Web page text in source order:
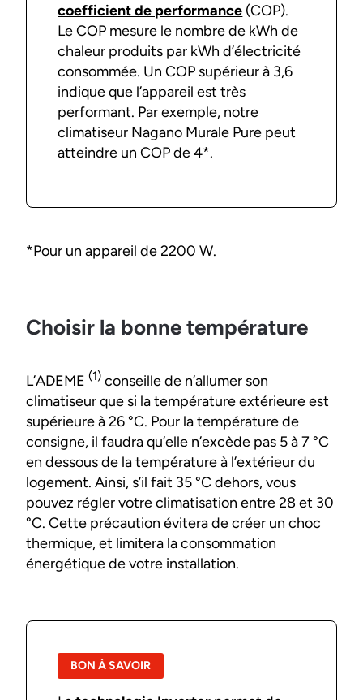
coefficient de performance (COP).
Le COP mesure le nombre de kWh de
chaleur produits par kWh d’électricité
consommée. Un COP supérieur à 3,6
indique que l’appareil est très
performant. Par exemple, notre
climatiseur Nagano Murale Pure peut
atteindre un COP de 4*.
*Pour un appareil de 2200 W.
Choisir la bonne température
L’ADEME (1) conseille de n’allumer son
climatiseur que si la température extérieure est
supérieure à 26 °C. Pour la température de
consigne, il faudra qu’elle n’excède pas 5 à 7 °C
en dessous de la température à l’extérieur du
logement. Ainsi, s’il fait 35 °C dehors, vous
pouvez régler votre climatisation entre 28 et 30
°C. Cette précaution évitera de créer un choc
thermique, et limitera la consommation
énergétique de votre installation.
BON À SAVOIR